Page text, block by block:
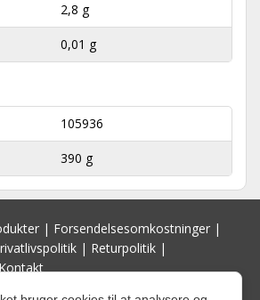
2,8 g
0,01 g
105936
390 g
| Forsendelsesomkostninger |
| Returpolitik |